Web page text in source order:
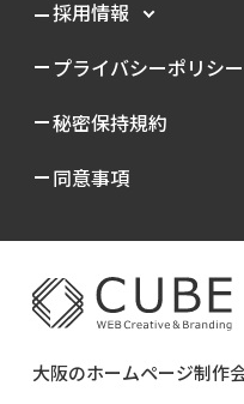
採用情報
プライバシーポリシー
秘密保持規約
同意事項
大阪のホームページ制作